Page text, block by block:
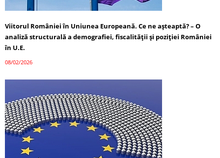
Viitorul României în Uniunea Europeană. Ce ne așteaptă? – O
analiză structurală a demografiei, fiscalității și poziției României
în U.E.
08/02/2026